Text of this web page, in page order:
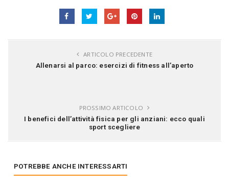
ARTICOLO PRECEDENTE
Allenarsi al parco: esercizi di fitness all’aperto
PROSSIMO ARTICOLO
I benefici dell’attività fisica per gli anziani: ecco quali
sport scegliere
POTREBBE ANCHE INTERESSARTI